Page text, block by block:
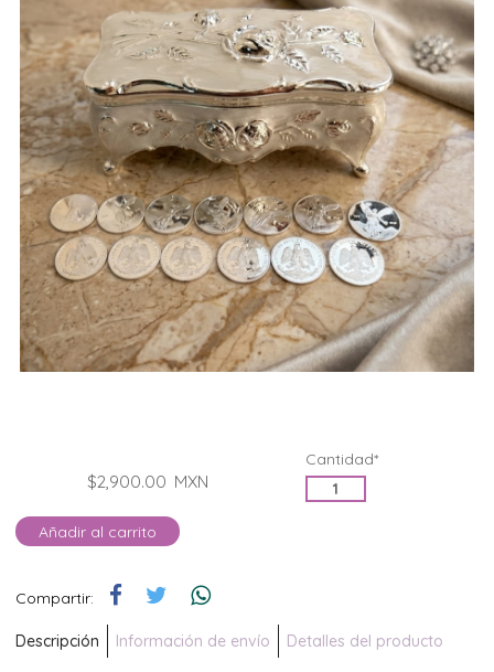
$2,900.00 MXN
Cantidad*
Añadir al carrito
Compartir:
Descripción Información de envío Detalles del producto